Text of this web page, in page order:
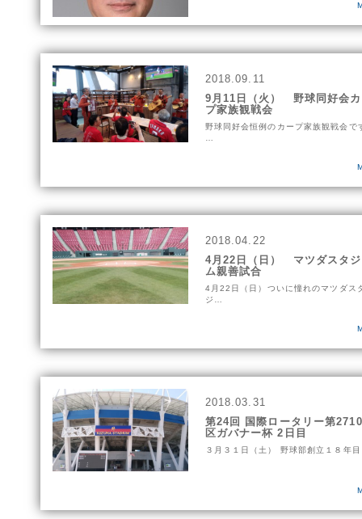
2018.09.11
9月11日（火） 野球同好会
プ家族観戦会
野球同好会恒例のカープ家族観戦会で
2018.04.22
4月22日（日） マツダスタ
ム親善試合
4月22日（日）ついに憧れのマツダス
ジ…
2018.03.31
第24回 国際ロータリー第
区ガバナー杯 2日目
３月３１日（土） 野球部創立１８年